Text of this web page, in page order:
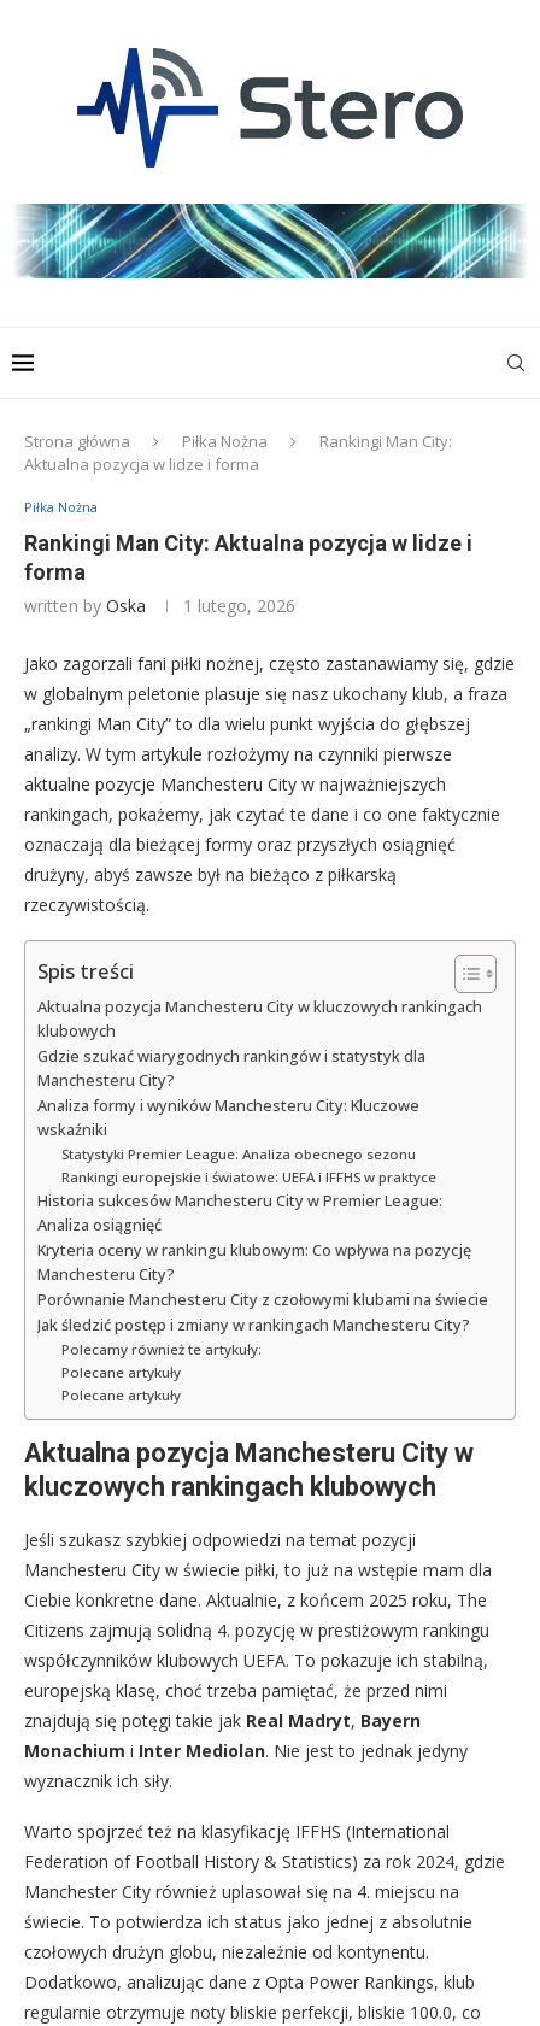
Strona główna Piłka Nożna
Rankingi Man City:
Aktualna pozycja w lidze i forma
Piłka Nożna
Rankingi Man City: Aktualna pozycja w lidze i
forma
written by Oska 1 lutego, 2026
Jako zagorzali fani piłki nożnej, często zastanawiamy się, gdzie
w globalnym peletonie plasuje się nasz ukochany klub, a fraza
„rankingi Man City” to dla wielu punkt wyjścia do głębszej
analizy. W tym artykule rozłożymy na czynniki pierwsze
aktualne pozycje Manchesteru City w najważniejszych
rankingach, pokażemy, jak czytać te dane i co one faktycznie
oznaczają dla bieżącej formy oraz przyszłych osiągnięć
drużyny, abyś zawsze był na bieżąco z piłkarską
rzeczywistością.
Spis treści
Aktualna pozycja Manchesteru City w kluczowych rankingach
klubowych
Gdzie szukać wiarygodnych rankingów i statystyk dla
Manchesteru City?
Analiza formy i wyników Manchesteru City: Kluczowe
wskaźniki
Statystyki Premier League: Analiza obecnego sezonu
Rankingi europejskie i światowe: UEFA i IFFHS w praktyce
Historia sukcesów Manchesteru City w Premier League:
Analiza osiągnięć
Kryteria oceny w rankingu klubowym: Co wpływa na pozycję
Manchesteru City?
Porównanie Manchesteru City z czołowymi klubami na świecie
Jak śledzić postęp i zmiany w rankingach Manchesteru City?
Polecamy również te artykuły:
Polecane artykuły
Polecane artykuły
Aktualna pozycja Manchesteru City w
kluczowych rankingach klubowych
Jeśli szukasz szybkiej odpowiedzi na temat pozycji
Manchesteru City w świecie piłki, to już na wstępie mam dla
Ciebie konkretne dane. Aktualnie, z końcem 2025 roku, The
Citizens zajmują solidną 4. pozycję w prestiżowym rankingu
współczynników klubowych UEFA. To pokazuje ich stabilną,
europejską klasę, choć trzeba pamiętać, że przed nimi
znajdują się potęgi takie jak Real Madryt, Bayern
Monachium i Inter Mediolan. Nie jest to jednak jedyny
wyznacznik ich siły.
Warto spojrzeć też na klasyfikację IFFHS (International
Federation of Football History & Statistics) za rok 2024, gdzie
Manchester City również uplasował się na 4. miejscu na
świecie. To potwierdza ich status jako jednej z absolutnie
czołowych drużyn globu, niezależnie od kontynentu.
Dodatkowo, analizując dane z Opta Power Rankings, klub
regularnie otrzymuje noty bliskie perfekcji, bliskie 100.0, co